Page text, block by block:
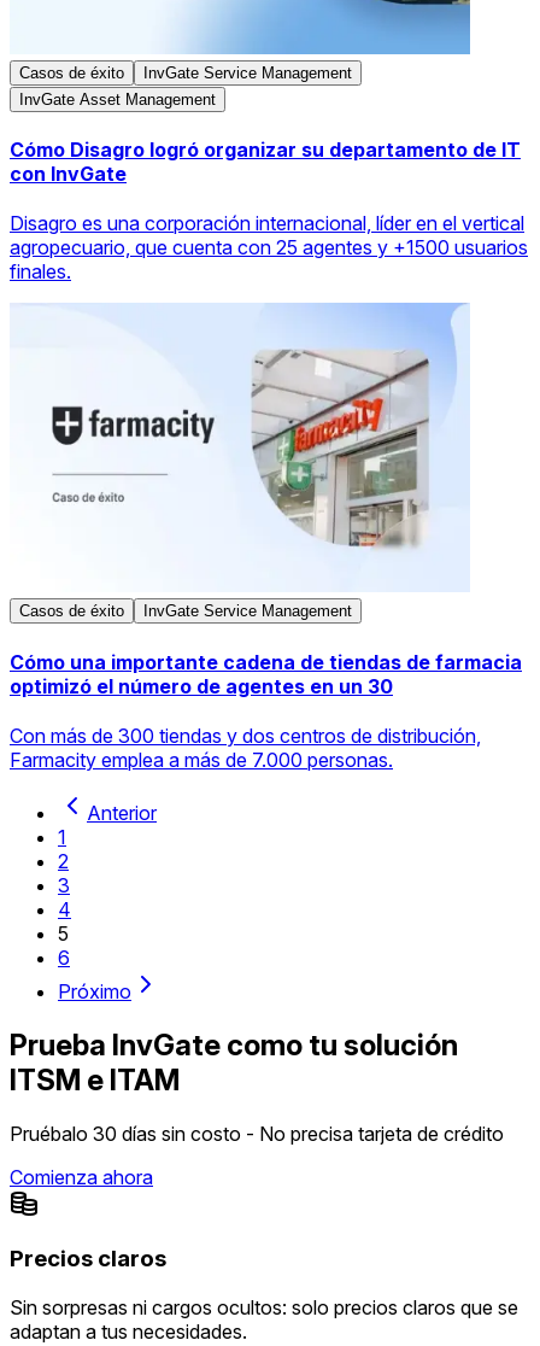
Casos de éxito
InvGate Service Management
InvGate Asset Management
Cómo Disagro logró organizar su departamento de IT
con InvGate
Disagro es una corporación internacional, líder en el vertical
agropecuario, que cuenta con 25 agentes y +1500 usuarios
finales.
Casos de éxito InvGate Service Management
Cómo una importante cadena de tiendas de farmacia
optimizó el número de agentes en un 30
Con más de 300 tiendas y dos centros de distribución,
Farmacity emplea a más de 7.000 personas.
Anterior
1
2
3
4
5
6
Próximo
Prueba InvGate como tu solución
ITSM e ITAM
Pruébalo 30 días sin costo - No precisa tarjeta de crédito
Comienza ahora
Precios claros
Sin sorpresas ni cargos ocultos: solo precios claros que se
adaptan a tus necesidades.